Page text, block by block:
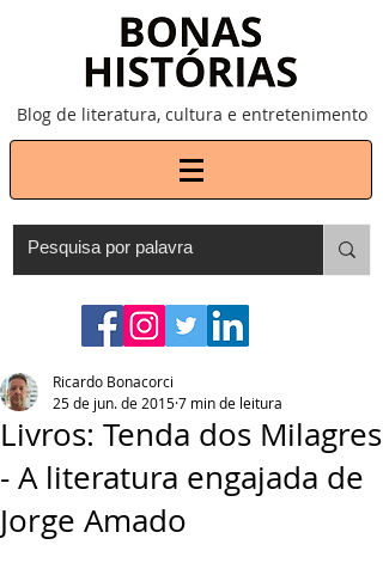
Blog de literatura, cultura e entretenimento
Livros: Tenda dos Milagres
- A literatura engajada de
Jorge Amado
Ricardo Bonacorci
25 de jun. de 20157 min de leitura